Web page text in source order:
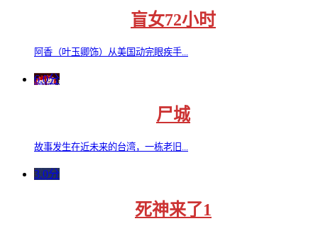
盲女72小时
阿香（叶玉卿饰）从美国动完眼疾手...
6.0分
尸城
故事发生在近未来的台湾，一栋老旧...
3.0分
死神来了1